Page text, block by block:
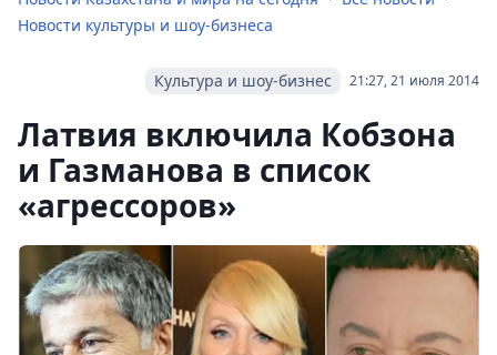
Новости культуры и шоу-бизнеса
21:27, 21 июля 2014
Культура и шоу-бизнес
Латвия включила Кобзона
и Газманова в список
«агрессоров»